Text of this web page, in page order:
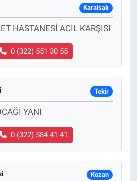
Karaisalı
HASTANESİ ACİL KARŞISI
0 (322) 551 30 55
Tekir
YANI
0 (322) 584 41 41
Kozan